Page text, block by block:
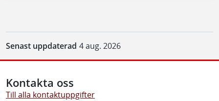
Senast uppdaterad 4 aug. 2026
Kontakta oss
Till alla kontaktuppgifter